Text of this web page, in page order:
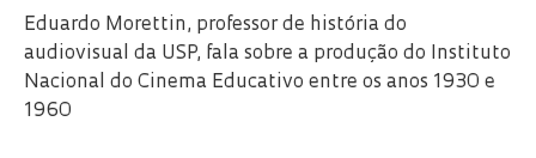
Eduardo Morettin, professor de história do
audiovisual da USP, fala sobre a produção do Instituto
Nacional do Cinema Educativo entre os anos 1930 e
1960